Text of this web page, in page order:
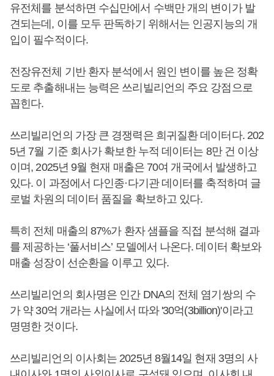
유전체를 분석하면 수십만에서 수백만 개의 변이가 발
견되는데, 이를 모두 판독하기 위해서는 인공지능의 개
입이 필수적이다.
전장유전체 기반 환자 분석에서 원인 변이를 높은 정확
도로 추출해내는 능력은 쓰리빌리언의 주요 강점으로
꼽힌다.
쓰리빌리언의 가장 큰 경쟁력은 희귀질환 데이터다. 202
5년 7월 기준 회사가 확보한 누적 데이터는 8만 건 이상
이며, 2025년 9월 현재 매출은 70여 개국에서 발생하고
있다. 이 과정에서 다인종·다기관 데이터를 축적하며 글
로벌 차원의 데이터 품질을 확보하고 있다.
특히 전체 매출의 87%가 환자 샘플을 직접 분석해 결과
를 제공하는 ‘풀서비스’ 모델에서 나온다. 데이터 확보와
매출 성장이 선순환을 이루고 있다.
쓰리빌리언의 회사명은 인간 DNA의 전체 염기쌍의 수
가 약 30억 개라는 사실에서 따와 '30억(3billion)'이라고
명명한 것이다.
쓰리빌리언의 이사회는 2025년 8월14일 현재 3명의 사